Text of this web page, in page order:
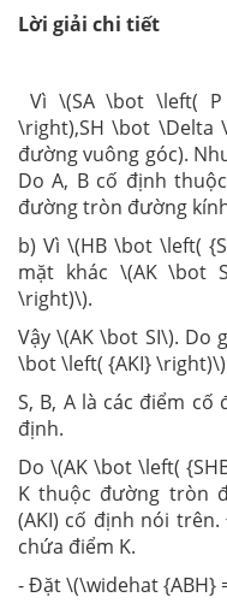
Lời giải chi tiết
Vì \(SA \bot \left(
\right),SH \bot \Delta
đường vuông góc).
Do A, B cố định
đường tròn đường
b) Vì \(HB \bot \left(
mặt khác \(AK \bot
\right)\).
Vậy \(AK \bot SI\). Do
\bot \left( {AKI} \right)\)
S, B, A là các điểm cố
định.
Do \(AK \bot \left(
K thuộc đường tròn
(AKI) cố định nói
chứa điểm K.
- Đặt \(\widehat {ABH}